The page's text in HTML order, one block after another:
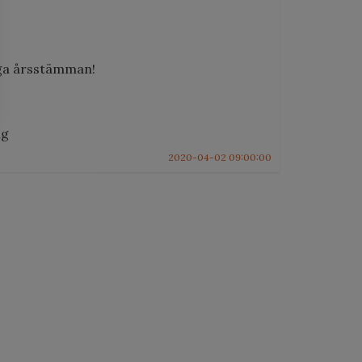
2020-04-02 09:00:00
årsstämman!